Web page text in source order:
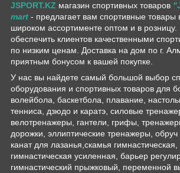
JSPORT.KZ магазин спортивных товаров
mart - предлагает вам спортивные товары
широком ассортименте оптом и в
обеспечить клиентов качественными
по низким ценам. Доставка на дом по г.
приятным бонусом к вашей покупке.
У нас вы найдете самый большой выбор
оборудования и спортивных товаров для
волейбола, баскетбола, плавание,
тенниса, дзюдо и каратэ, силовые
велотренажеры, гантели, грифы,
дорожки, эллиптические тренажеры, обруч
канат для лазанья,скамья гимнастическая,
гимнастическая усиленная, барьер
гимнастический прыжковый, переменной